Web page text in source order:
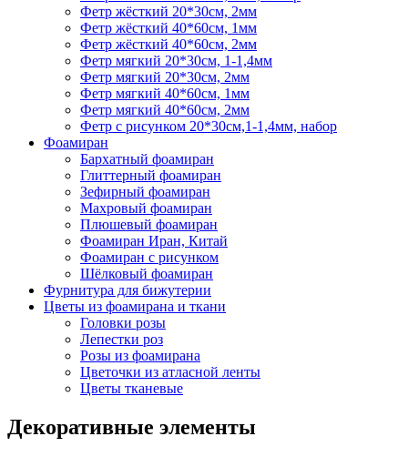
Фетр жёсткий 20*30см, 2мм
Фетр жёсткий 40*60см, 1мм
Фетр жёсткий 40*60см, 2мм
Фетр мягкий 20*30см, 1-1,4мм
Фетр мягкий 20*30см, 2мм
Фетр мягкий 40*60см, 1мм
Фетр мягкий 40*60см, 2мм
Фетр с рисунком 20*30см,1-1,4мм, набор
Фоамиран
Бархатный фоамиран
Глиттерный фоамиран
Зефирный фоамиран
Махровый фоамиран
Плюшевый фоамиран
Фоамиран Иран, Китай
Фоамиран с рисунком
Шёлковый фоамиран
Фурнитура для бижутерии
Цветы из фоамирана и ткани
Головки розы
Лепестки роз
Розы из фоамирана
Цветочки из атласной ленты
Цветы тканевые
Декоративные элементы